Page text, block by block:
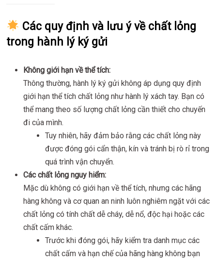
Các quy định và lưu ý về chất lỏng
trong hành lý ký gửi
Không giới hạn về thể tích:
Thông thường, hành lý ký gửi không áp dụng quy định
giới hạn thể tích chất lỏng như hành lý xách tay. Bạn có
thể mang theo số lượng chất lỏng cần thiết cho chuyến
đi của mình.
Tuy nhiên, hãy đảm bảo rằng các chất lỏng này
được đóng gói cẩn thận, kín và tránh bị rò rỉ trong
quá trình vận chuyển.
Các chất lỏng nguy hiểm:
Mặc dù không có giới hạn về thể tích, nhưng các hãng
hàng không và cơ quan an ninh luôn nghiêm ngặt với các
chất lỏng có tính chất dễ cháy, dễ nổ, độc hại hoặc các
chất cấm khác.
Trước khi đóng gói, hãy kiểm tra danh mục các
chất cấm và hạn chế của hãng hàng không bạn